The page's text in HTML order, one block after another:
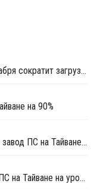
Kaofu Chemical во второй половине декабря сократит загрузку на заводе ПС на Тайване до 50%
на 90%
Kaofu Chemical на этой неделе загрузит завод ПС на Тайване на полную мощность
Chi Mei держит загрузку производства ПС на Тайване на уровне 50%